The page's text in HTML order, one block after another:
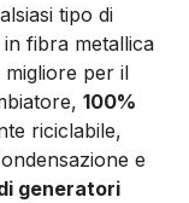
tipo di
fibra metallica
per il
100%
riciclabile,
e
generatori